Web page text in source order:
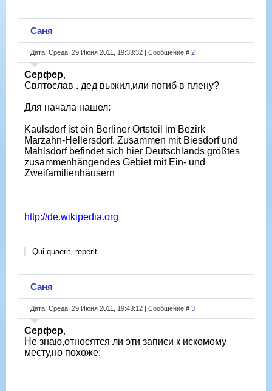
Саня
Дата: Среда, 29 Июня 2011, 19:33:32 | Сообщение # 2
Серфер,
Святослав . дед выжил,или погиб в плену?
Для начала нашел:
Kaulsdorf ist ein Berliner Ortsteil im Bezirk
Marzahn-Hellersdorf. Zusammen mit Biesdorf und
Mahlsdorf befindet sich hier Deutschlands größtes
zusammenhängendes Gebiet mit Ein- und
Zweifamilienhäusern
http://de.wikipedia.org
Qui quaerit, reperit
Саня
Дата: Среда, 29 Июня 2011, 19:43:12 | Сообщение # 3
Серфер,
Не знаю,относятся ли эти записи к искомому
месту,но похоже: